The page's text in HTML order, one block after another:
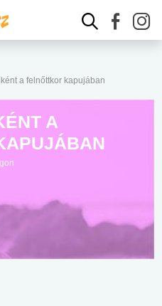
a felnőttkor kapujában
A